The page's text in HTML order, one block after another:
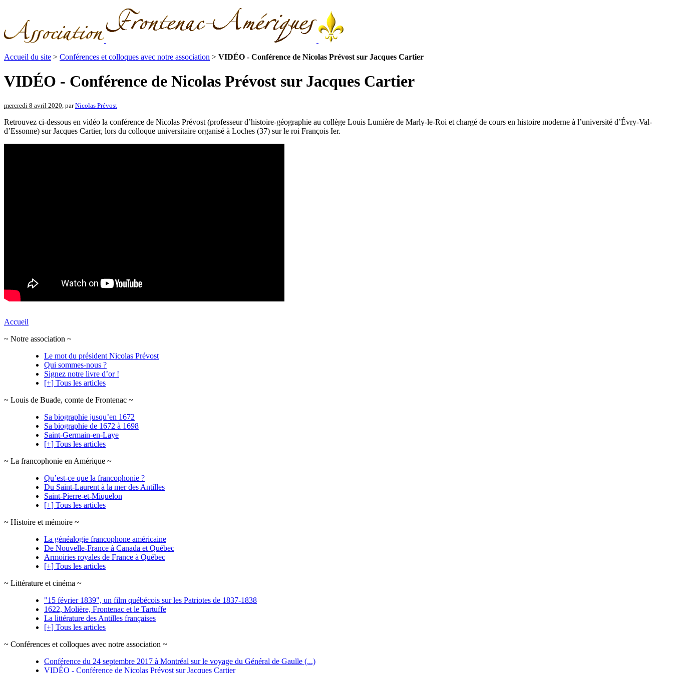
Accueil du site > Conférences et colloques avec notre association > VIDÉO - Conférence de Nicolas Prévost sur Jacques Cartier
VIDÉO - Conférence de Nicolas Prévost sur Jacques Cartier
mercredi 8 avril 2020 , parNicolas Prévost
Retrouvez ci-dessous en vidéo la conférence de Nicolas Prévost (professeur d’histoire-géographie au collège Louis Lumière de Marly-le-Roi et chargé de cours en histoire moderne à l’université d’Évry-Val-
d’Essonne) sur Jacques Cartier, lors du colloque universitaire organisé à Loches (37) sur le roi François Ier.
Accueil
~ Notre association ~
Le mot du président Nicolas Prévost
Qui sommes-nous ?
Signez notre livre d’or !
[+] Tous les articles
~ Louis de Buade, comte de Frontenac ~
Sa biographie jusqu’en 1672
Sa biographie de 1672 à 1698
Saint-Germain-en-Laye
[+] Tous les articles
~ La francophonie en Amérique ~
Qu’est-ce que la francophonie ?
Du Saint-Laurent à la mer des Antilles
Saint-Pierre-et-Miquelon
[+] Tous les articles
~ Histoire et mémoire ~
La généalogie francophone américaine
De Nouvelle-France à Canada et Québec
Armoiries royales de France à Québec
[+] Tous les articles
~ Littérature et cinéma ~
"15 février 1839", un film québécois sur les Patriotes de 1837-1838
1622, Molière, Frontenac et le Tartuffe
La littérature des Antilles françaises
[+] Tous les articles
~ Conférences et colloques avec notre association ~
Conférence du 24 septembre 2017 à Montréal sur le voyage du Général de Gaulle (...)
VIDÉO - Conférence de Nicolas Prévost sur Jacques Cartier